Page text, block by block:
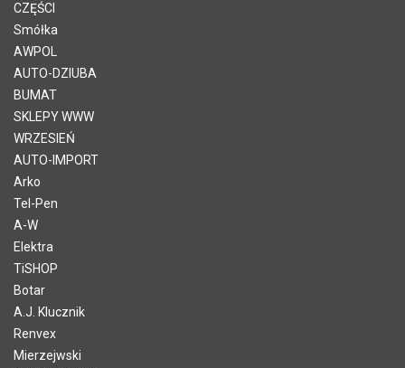
CZĘŚCI
Smółka
AWPOL
AUTO-DZIUBA
BUMAT
SKLEPY WWW
WRZESIEŃ
AUTO-IMPORT
Arko
Tel-Pen
A-W
Elektra
TiSHOP
Botar
A.J. Klucznik
Renvex
Mierzejwski